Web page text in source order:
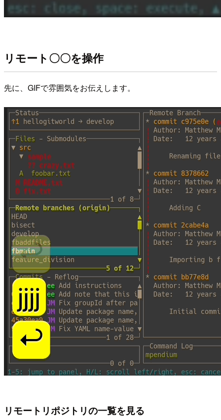
リモート〇〇を操作
先に、GIFで雰囲気をお伝えします。
リモートリポジトリの一覧を見る